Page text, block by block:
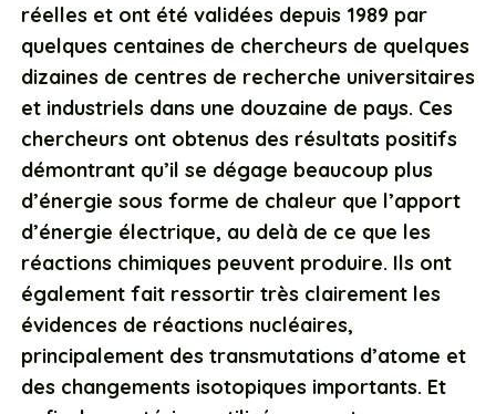
réelles et ont été validées depuis 1989 par
quelques centaines de chercheurs de quelques
dizaines de centres de recherche universitaires
et industriels dans une douzaine de pays. Ces
chercheurs ont obtenus des résultats positifs
démontrant qu’il se dégage beaucoup plus
d’énergie sous forme de chaleur que l’apport
d’énergie électrique, au delà de ce que les
réactions chimiques peuvent produire. Ils ont
également fait ressortir très clairement les
évidences de réactions nucléaires,
principalement des transmutations d’atome et
des changements isotopiques importants. Et